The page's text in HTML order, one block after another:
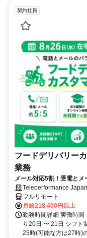
契約社員
フードデリバリー
業務
メール対応5割！受電と
Teleperformance
フルリモート
月給218,400円以上
勤務時間詳細 実働時間
り20日 〜 21日 シフ
25時(可能な方は27時)